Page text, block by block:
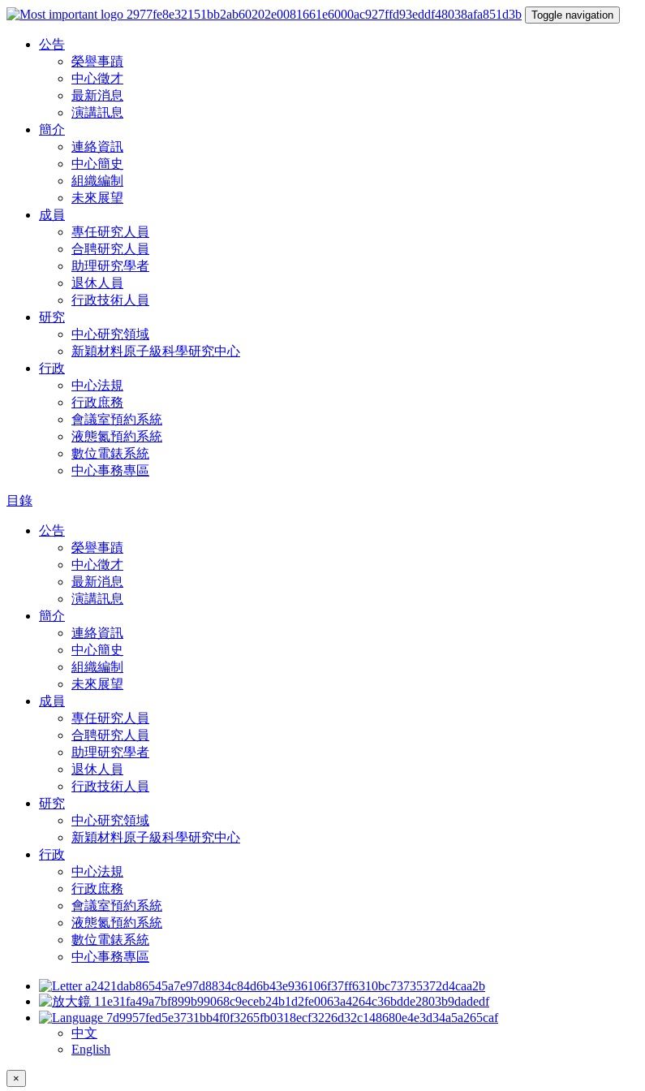
Toggle navigation
公告
榮譽事蹟
中心徵才
最新消息
演講訊息
簡介
連絡資訊
中心簡史
組織編制
未來展望
成員
專任研究人員
合聘研究人員
助理研究學者
退休人員
行政技術人員
研究
中心研究領域
新穎材料原子級科學研究中心
行政
中心法規
行政庶務
會議室預約系統
液態氮預約系統
數位電錶系統
中心事務專區
目錄
公告
榮譽事蹟
中心徵才
最新消息
演講訊息
簡介
連絡資訊
中心簡史
組織編制
未來展望
成員
專任研究人員
合聘研究人員
助理研究學者
退休人員
行政技術人員
研究
中心研究領域
新穎材料原子級科學研究中心
行政
中心法規
行政庶務
會議室預約系統
液態氮預約系統
數位電錶系統
中心事務專區
中文
English
×